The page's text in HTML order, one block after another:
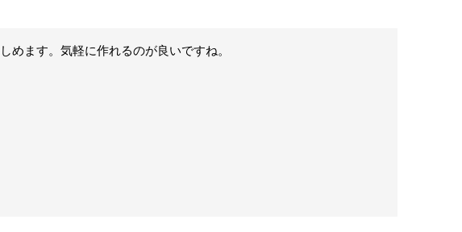
めます。気軽に作れるのが良いですね。